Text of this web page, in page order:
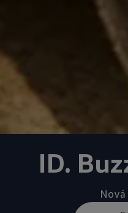
ID.
Nová